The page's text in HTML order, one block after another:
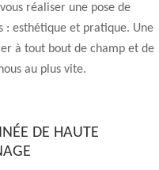
réaliser une pose de
: esthétique et pratique. Une
à tout bout de champ et de
au plus vite.
DE HAUTE